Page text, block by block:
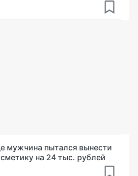
мужчина пытался вынести
на 24 тыс. рублей